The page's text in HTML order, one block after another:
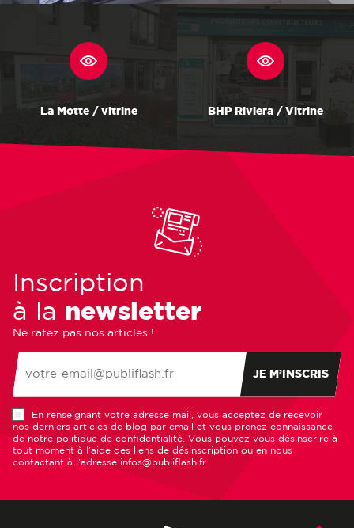
La Motte / vitrine BHP Riviera / Vitrine
Inscription
à la newsletter
Ne ratez pas nos articles !
JE M’INSCRIS
En renseignant votre adresse mail, vous acceptez de recevoir
nos derniers articles de blog par email et vous prenez connaissance
de notre politique de confidentialité . Vous pouvez vous désinscrire à
tout moment à l’aide des liens de désinscription ou en nous
contactant à l’adresse infos@publiflash.fr.